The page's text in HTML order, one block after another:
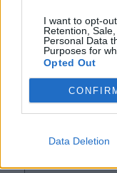
I want to opt-
Retention,
Personal Data
Purposes for
Opted Out
Data Deletion
Comentarios
Déjanos tu
Requerimos
para comentar.
e-mail con un